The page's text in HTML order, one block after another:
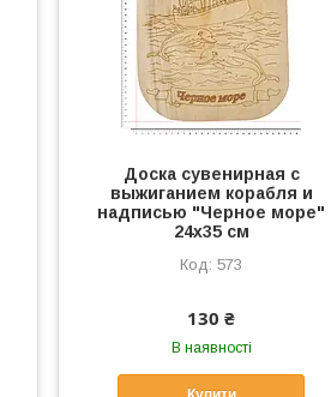
Доска сувенирная с
выжиганием корабля и
надписью "Черное море"
24х35 см
573
130 ₴
В наявності